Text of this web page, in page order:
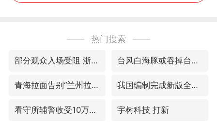
热门搜索
部分观众入场受阻 浙江省博物馆致歉 台风白海豚或吞掉台风鲸鱼
青海拉面告别“兰州拉面” 我国编制完成新版全月地质图
看守所辅警收受10万获刑1年 宇树科技 打新